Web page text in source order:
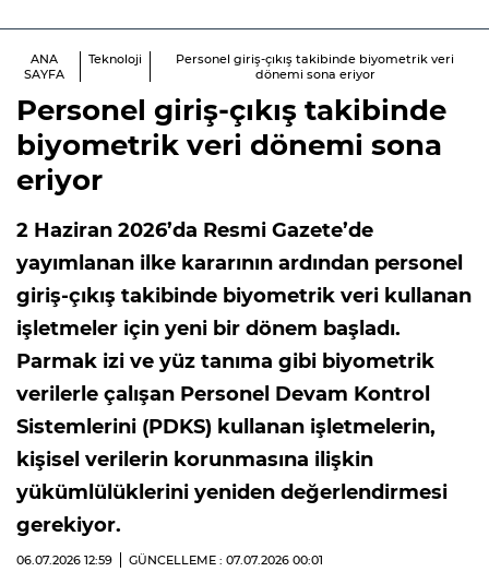
ANA
SAYFA
Teknoloji
Personel giriş-çıkış takibinde biyometrik veri
dönemi sona eriyor
Personel giriş-çıkış takibinde
biyometrik veri dönemi sona
eriyor
2 Haziran 2026’da Resmi Gazete’de
yayımlanan ilke kararının ardından personel
giriş-çıkış takibinde biyometrik veri kullanan
işletmeler için yeni bir dönem başladı.
Parmak izi ve yüz tanıma gibi biyometrik
verilerle çalışan Personel Devam Kontrol
Sistemlerini (PDKS) kullanan işletmelerin,
kişisel verilerin korunmasına ilişkin
yükümlülüklerini yeniden değerlendirmesi
gerekiyor.
06.07.2026 12:59 GÜNCELLEME : 07.07.2026 00:01